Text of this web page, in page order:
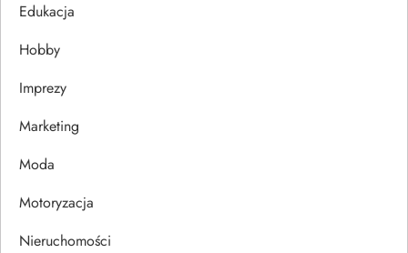
a
w
p
Edukacja
Hobby
Imprezy
Marketing
Moda
Motoryzacja
Nieruchomości